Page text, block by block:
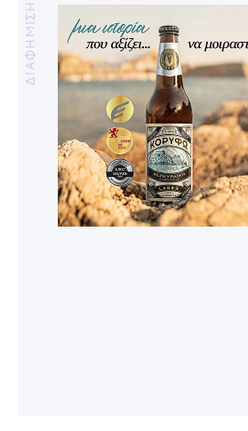
ΔΙΑΦΗΜΙΣΗ